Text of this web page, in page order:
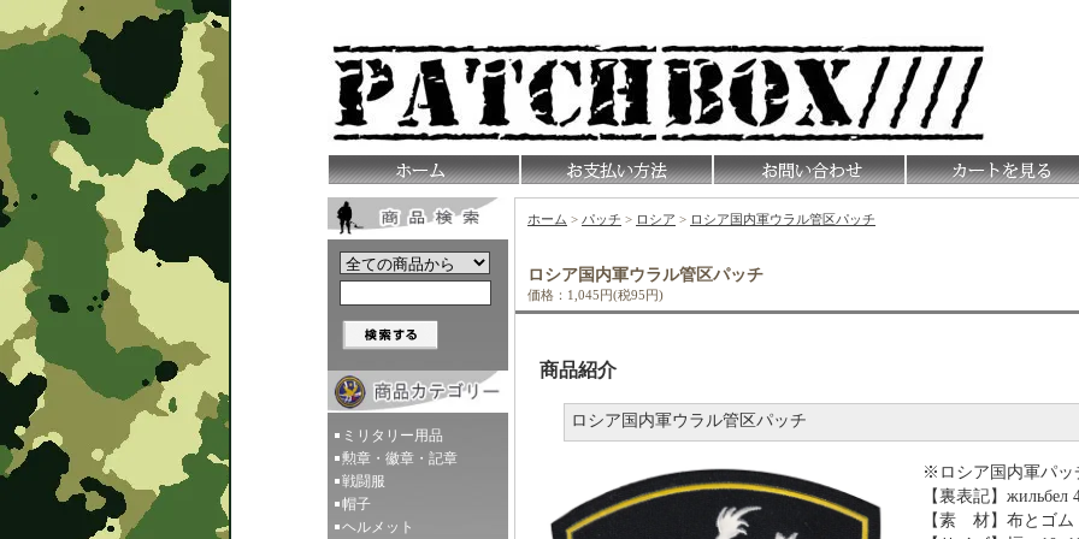
ミリタリー用品
勲章・徽章・記章
戦闘服
帽子
ヘルメット
ホーム > パッチ > ロシア > ロシア国内軍ウラル管区パッチ
ロシア国内軍ウラル管区パッチ
価格：1,045円(税95円)
商品紹介
ロシア国内軍ウラル管区パッチ
※ロシア国内軍パッ
【裏表記】жильбел
【素 材】布とゴム